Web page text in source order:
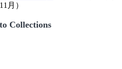
月）
Collections